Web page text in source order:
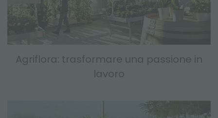
Agriflora: trasformare una passione in
lavoro